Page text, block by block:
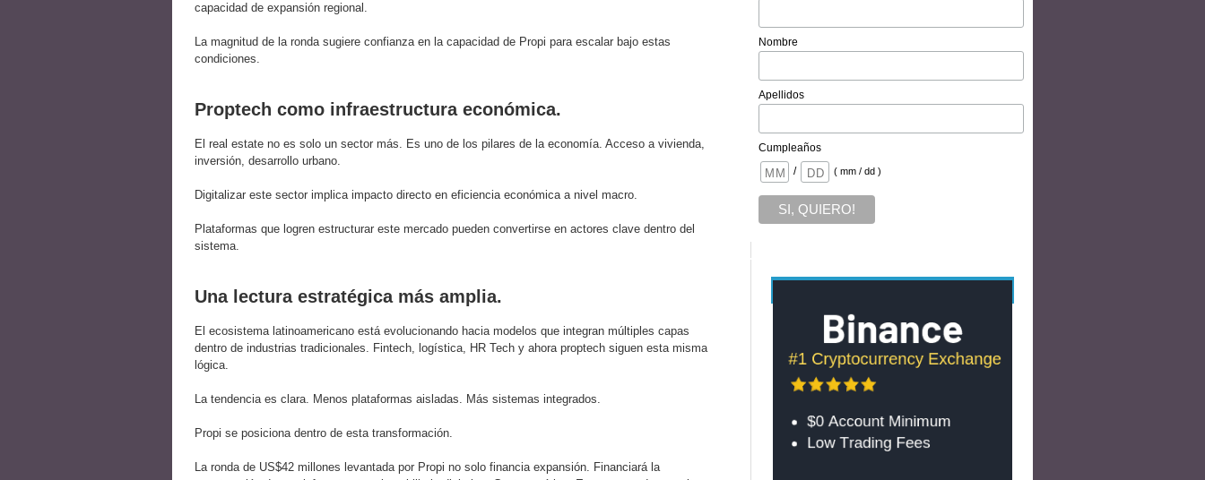
capacidad de expansión regional.
La magnitud de la ronda sugiere confianza en la capacidad de Propi para escalar bajo estas
condiciones.
Proptech como infraestructura económica.
El real estate no es solo un sector más. Es uno de los pilares de la economía. Acceso a vivienda,
inversión, desarrollo urbano.
Digitalizar este sector implica impacto directo en eficiencia económica a nivel macro.
Plataformas que logren estructurar este mercado pueden convertirse en actores clave dentro del
sistema.
Una lectura estratégica más amplia.
El ecosistema latinoamericano está evolucionando hacia modelos que integran múltiples capas
dentro de industrias tradicionales. Fintech, logística, HR Tech y ahora proptech siguen esta misma
lógica.
La tendencia es clara. Menos plataformas aisladas. Más sistemas integrados.
Propi se posiciona dentro de esta transformación.
La ronda de US$42 millones levantada por Propi no solo financia expansión. Financiará la
Nombre
Apellidos
Cumpleaños
/
( mm / dd )